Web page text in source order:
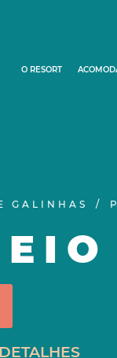
O RESORT
GALINHAS